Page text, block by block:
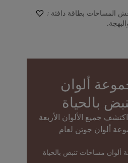
المساحات بطاقة دافئة تضيف
ألوان
بالحياة
جميع الألوان الأربعة
ألوان جوتن لعام
مساحات تنبض بالحياة